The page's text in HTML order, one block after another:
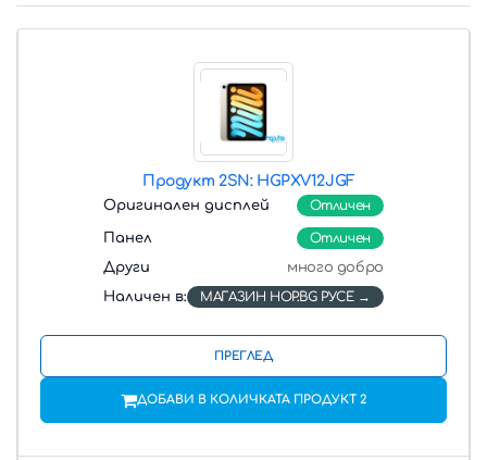
Продукт 2SN: HGPXV12JGF
Оригинален дисплей Отличен
Панел
Отличен
Други
много добро
Наличен в:
МАГАЗИН HOP.BG РУСЕ
ПРЕГЛЕД
ДОБАВИ В КОЛИЧКАТА ПРОДУКТ 2